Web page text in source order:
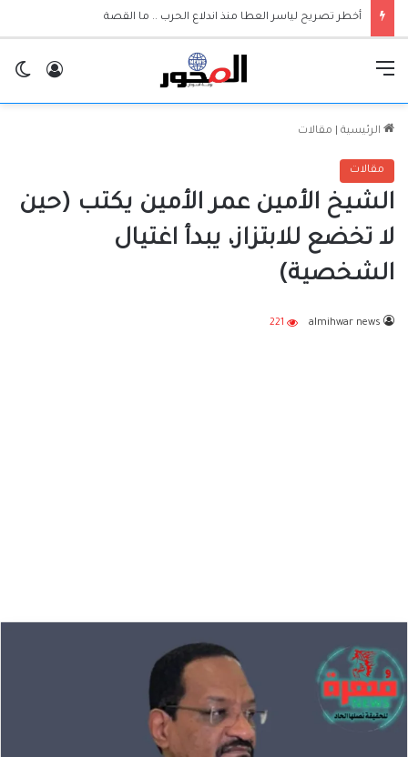
أخطر تصريح لياسر العطا منذ اندلاع الحرب .. ما القصة
الرئيسية مقالات
مقالات
الشيخ الأمين عمر الأمين يكتب (حين
لا تخضع للابتزاز، يبدأ اغتيال
الشخصية)
almihwar news
221